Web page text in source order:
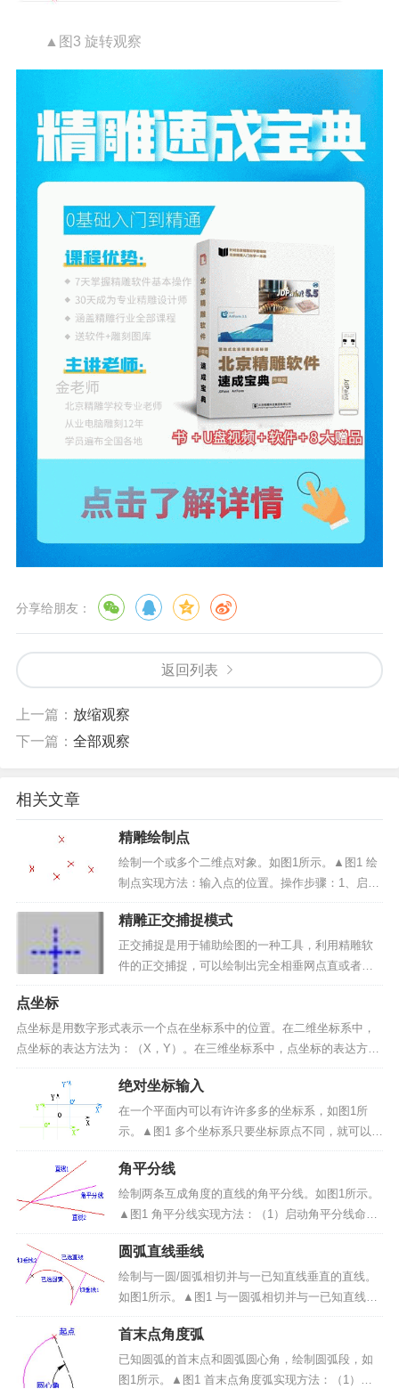
▲图3 旋转观察
分享给朋友：
返回列表
上一篇： 放缩观察
下一篇： 全部观察
相关文章
精雕绘制点
绘制一个或多个二维点对象。如图1所示。▲图1 绘
制点实现方法：输入点的位置。操作步骤：1、启动
绘制点命令：点击“曲线绘制”->“点”菜单项或绘制工
具条中按钮。2、输入点：输入要绘制点的位置。可
完成多个点的绘制，单击右键结束命...
精雕正交捕捉模式
正交捕捉是用于辅助绘图的一种工具，利用精雕软
件的正交捕捉，可以绘制出完全相垂网点直或者相
互平行的直线，特别是在许多绘制需要完全垂直和
面方法可切换正交的开启与关闭：1、单击菜单栏中
的“视图/正交捕捉...
点坐标
点坐标是用数字形式表示一个点在坐标系中的位置。在二维坐标系中，
点坐标的表达方法为：（X，Y）。在三维坐标系中，点坐标的表达方法
为：（X，Y，Z）。其中 X 表示 X 轴坐标值，Y 表示 Y 轴坐标值，Z
表示 Z 轴坐标值。注意：在精雕软件...
绝对坐标输入
在一个平面内可以有许许多多的坐标系，如图1所
示。▲图1 多个坐标系只要坐标原点不同，就可以画
出任意一个坐标系。为了方便确定它的坐标，指定
其中的一个坐标系为绝对坐标系，绝对坐标系的原
点的坐标是（0，0），如上图我们指定中间的原点
是 0，坐标轴...
角平分线
绘制两条互成角度的直线的角平分线。如图1所示。
▲图1 角平分线实现方法：（1）启动角平分线命
令；（2）拾取两条直线；（3）输入角平分线长
度。操作步骤：1、启动角平分线命令：点击“曲线绘
制”->“直线”菜单项或绘制工具条中的<两点...
圆弧直线垂线
绘制与一圆/圆弧相切并与一已知直线垂直的直线。
如图1所示。▲图1 与一圆弧相切并与一已知直线垂
直的直线(X表示圆弧的拾取位置)实现方法：（1）启
动圆弧直线垂线命令；（2）拾取要相切的圆弧/圆；
（3）拾取要垂直的直线。操作步骤：1、启动圆弧
直...
首末点角度弧
已知圆弧的首末点和圆弧圆心角，绘制圆弧段，如
图1所示。▲图1 首末点角度弧实现方法：（1）启